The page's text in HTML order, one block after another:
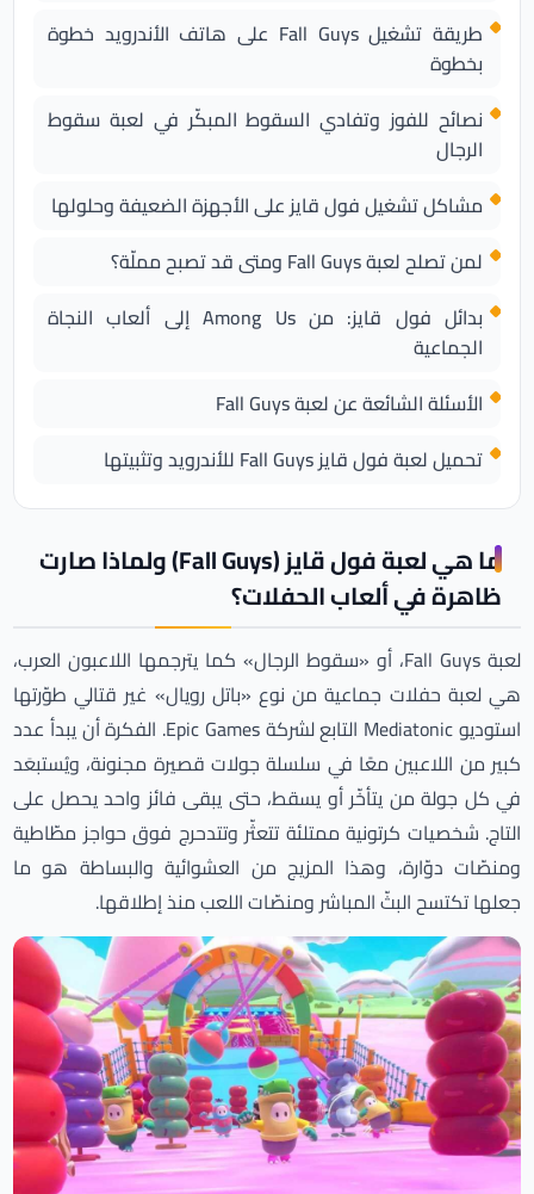
طريقة تشغيل Fall Guys على هاتف الأندرويد خطوة
بخطوة
نصائح للفوز وتفادي السقوط المبكّر في لعبة سقوط
الرجال
مشاكل تشغيل فول قايز على الأجهزة الضعيفة وحلولها
لمن تصلح لعبة Fall Guys ومتى قد تصبح مملّة؟
بدائل فول قايز: من Among Us إلى ألعاب النجاة
الجماعية
الأسئلة الشائعة عن لعبة Fall Guys
تحميل لعبة فول قايز Fall Guys للأندرويد وتثبيتها
ما هي لعبة فول قايز (Fall Guys) ولماذا صارت
ظاهرة في ألعاب الحفلات؟
لعبة Fall Guys، أو «سقوط الرجال» كما يترجمها اللاعبون العرب،
هي لعبة حفلات جماعية من نوع «باتل رويال» غير قتالي طوّرتها
استوديو Mediatonic التابع لشركة Epic Games. الفكرة أن يبدأ عدد
كبير من اللاعبين معًا في سلسلة جولات قصيرة مجنونة، ويُستبعَد
في كل جولة من يتأخّر أو يسقط، حتى يبقى فائز واحد يحصل على
التاج. شخصيات كرتونية ممتلئة تتعثّر وتتدحرج فوق حواجز مطّاطية
ومنصّات دوّارة، وهذا المزيج من العشوائية والبساطة هو ما
جعلها تكتسح البثّ المباشر ومنصّات اللعب منذ إطلاقها.